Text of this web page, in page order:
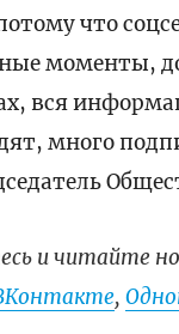
что
моменты,
вся
много
и читайте
,